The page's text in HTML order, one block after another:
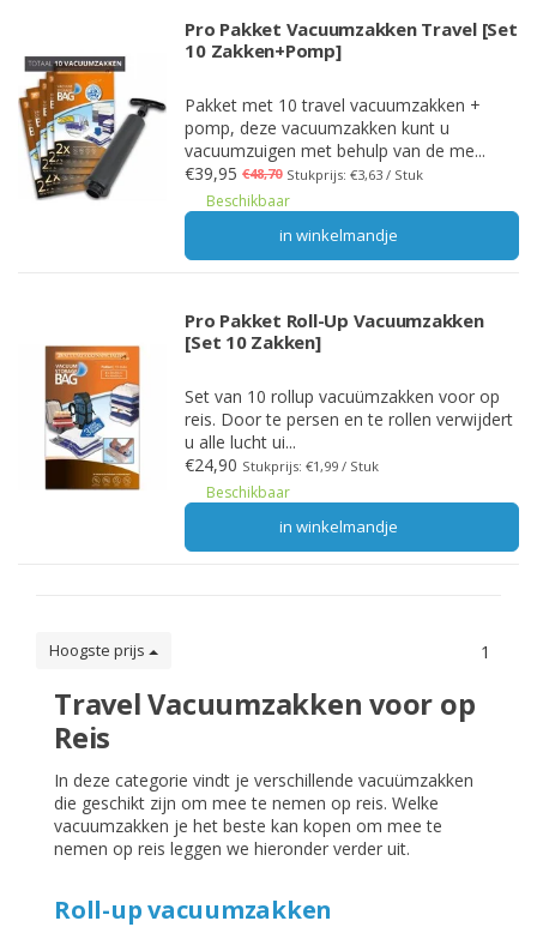
Pro Pakket Vacuumzakken Travel [Set
10 Zakken+Pomp]
Pakket met 10 travel vacuumzakken +
pomp, deze vacuumzakken kunt u
vacuumzuigen met behulp van de me...
€39,95 €48,70 Stukprijs: €3,63 / Stuk
Beschikbaar
in winkelmandje
Pro Pakket Roll-Up Vacuumzakken
[Set 10 Zakken]
Set van 10 rollup vacuümzakken voor op
reis. Door te persen en te rollen verwijdert
u alle lucht ui...
€24,90 Stukprijs: €1,99 / Stuk
Beschikbaar
in winkelmandje
Hoogste prijs 1
Travel Vacuumzakken voor op
Reis
In deze categorie vindt je verschillende vacuümzakken
die geschikt zijn om mee te nemen op reis. Welke
vacuumzakken je het beste kan kopen om mee te
nemen op reis leggen we hieronder verder uit.
Roll-up vacuumzakken